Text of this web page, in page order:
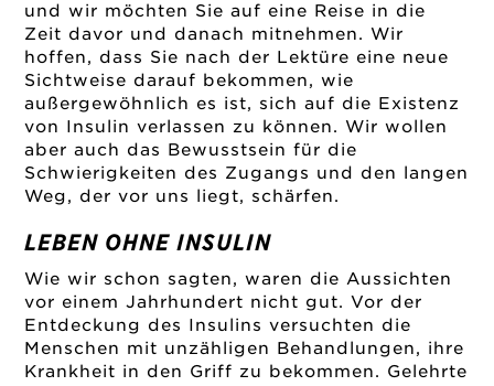
und wir möchten Sie auf eine Reise in die
Zeit davor und danach mitnehmen. Wir
hoffen, dass Sie nach der Lektüre eine neue
Sichtweise darauf bekommen, wie
außergewöhnlich es ist, sich auf die Existenz
von Insulin verlassen zu können. Wir wollen
aber auch das Bewusstsein für die
Schwierigkeiten des Zugangs und den langen
Weg, der vor uns liegt, schärfen.
LEBEN OHNE INSULIN
Wie wir schon sagten, waren die Aussichten
vor einem Jahrhundert nicht gut. Vor der
Entdeckung des Insulins versuchten die
Menschen mit unzähligen Behandlungen, ihre
Krankheit in den Griff zu bekommen. Gelehrte